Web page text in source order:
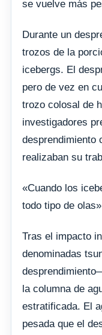
se vuelve más
Durante un
trozos de la
icebergs. El
pero de vez en
trozo colosal de
investigadores
desprendimiento
realizaban su
«Cuando los
todo tipo de
Tras el impacto
denominadas
la columna de
estratificada. El
pesada que el